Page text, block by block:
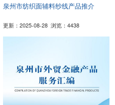
泉州市纺织面辅料纱线产品推介
更新：2025-08-28 浏览：4438